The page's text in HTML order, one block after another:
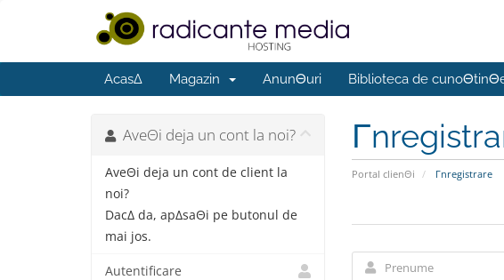
AcasΔ Magazin AnunΘuri Biblioteca de
Portal clienΘi Γnregistrare
AveΘi deja un cont la noi?
AveΘi deja un cont de client la
noi?
DacΔ da, apΔsaΘi pe butonul de
mai jos.
Autentificare